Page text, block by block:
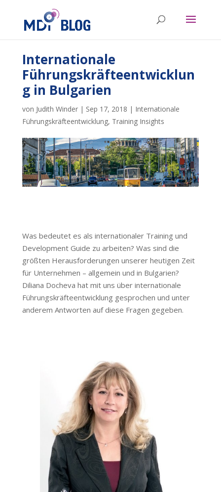
Internationale
Führungskräfteentwicklun
g in Bulgarien
von Judith Winder| Sep 17, 2018 | Internationale
Führungskräfteentwicklung, Training Insights
Was bedeutet es als internationaler Training und
Development Guide zu arbeiten? Was sind die
größten Herausforderungen unserer heutigen Zeit
für Unternehmen – allgemein und in Bulgarien?
Diliana Docheva hat mit uns über internationale
Führungskräfteentwicklung gesprochen und unter
anderem Antworten auf diese Fragen gegeben.